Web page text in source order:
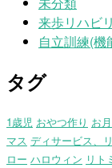
来歩リハビ
自立訓練(
タグ
1歳児 おやつ作り お
マス ディサービス、
ロー ハロウィン リト